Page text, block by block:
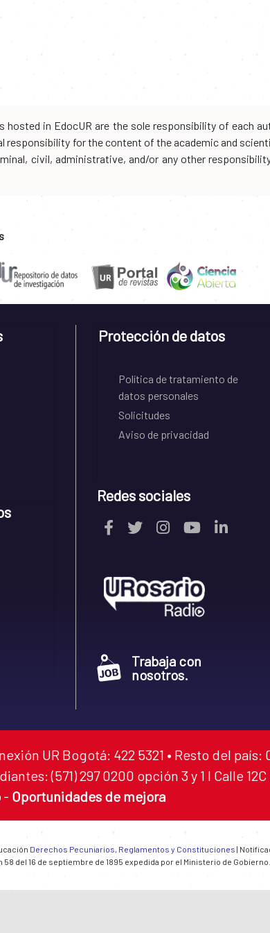
in EdocUR are the sole responsibility of each
for the content of the academic and
civil, administrative, and/or any other
Protección de datos
Política de tratamiento de
datos personales
Solicitudes
Aviso de privacidad
Redes sociales
Trabaja con
nosotros.
UR Bogotá: 422 5321 • Resto del país:
(571) 297 0200 opción 3 y 1 I Calle
- Oportunidades de mejora
Derechos Pecuniarios, Reglamentos y Constituciones |
del 16 de septiembre de 1895 expedida por el Ministerio de Gobierno.